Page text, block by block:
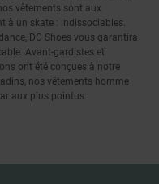
vêtements sont aux
à un skate : indissociables.
DC Shoes vous garantira
Avant-gardistes et
ont été conçues à notre
nos vêtements homme
aux plus pointus.